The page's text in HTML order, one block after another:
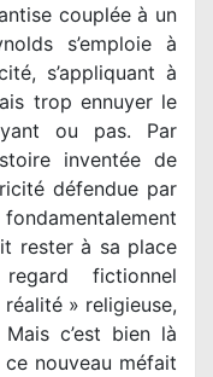
couplée à un
s’emploie à
s’appliquant à
trop ennuyer le
ou pas. Par
inventée de
défendue par
rester à sa place
fictionnel
» religieuse,
c’est bien là
nouveau méfait